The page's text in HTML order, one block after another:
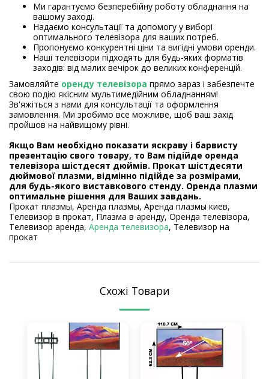
Ми гарантуємо безперебійну роботу обладнання на
вашому заході.
Надаємо консультації та допомогу у виборі
оптимального телевізора для ваших потреб.
Пропонуємо конкурентні ціни та вигідні умови оренди.
Наші телевізори підходять для будь-яких форматів
заходів: від малих вечірок до великих конференцій.
Замовляйте оренду телевізора прямо зараз і забезпечте
свою подію якісним мультимедійним обладнанням!
Зв'яжіться з нами для консультації та оформлення
замовлення. Ми зробимо все можливе, щоб ваш захід
пройшов на найвищому рівні.
Якщо Вам необхідно показати яскраву і барвисту
презентацію свого товару, то Вам підійде оренда
телевізора шістдесят дюймів. Прокат шістдесяти
дюймової плазми, відмінно підійде за розмірами,
для будь-якого виставкового стенду. Оренда плазми
оптимальне рішення для Ваших завдань.
Прокат плазмы, Аренда плазмы, Аренда плазмы киев,
Телевизор в прокат, Плазма в аренду, Оренда телевізора,
Телевизор аренда, Аренда телевизора, Телевизор на
прокат
Схожі Товари